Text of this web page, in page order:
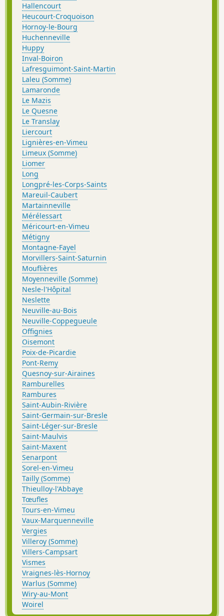
Hallencourt
Heucourt-Croquoison
Hornoy-le-Bourg
Huchenneville
Huppy
Inval-Boiron
Lafresguimont-Saint-Martin
Laleu (Somme)
Lamaronde
Le Mazis
Le Quesne
Le Translay
Liercourt
Lignières-en-Vimeu
Limeux (Somme)
Liomer
Long
Longpré-les-Corps-Saints
Mareuil-Caubert
Martainneville
Mérélessart
Méricourt-en-Vimeu
Métigny
Montagne-Fayel
Morvillers-Saint-Saturnin
Mouflières
Moyenneville (Somme)
Nesle-l'Hôpital
Neslette
Neuville-au-Bois
Neuville-Coppegueule
Offignies
Oisemont
Poix-de-Picardie
Pont-Remy
Quesnoy-sur-Airaines
Ramburelles
Rambures
Saint-Aubin-Rivière
Saint-Germain-sur-Bresle
Saint-Léger-sur-Bresle
Saint-Maulvis
Saint-Maxent
Senarpont
Sorel-en-Vimeu
Tailly (Somme)
Thieulloy-l'Abbaye
Tœufles
Tours-en-Vimeu
Vaux-Marquenneville
Vergies
Villeroy (Somme)
Villers-Campsart
Vismes
Vraignes-lès-Hornoy
Warlus (Somme)
Wiry-au-Mont
Woirel